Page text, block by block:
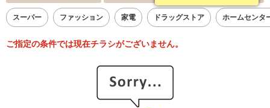
スーパー ファッション 家電 ドラッグストア ホームセンタ
ご指定の条件では現在チラシがございません。